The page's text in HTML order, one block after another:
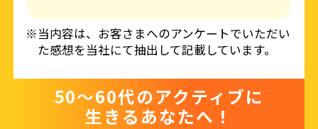
※当内容は、お客さまへのアンケートでいただい
た感想を当社にて抽出して記載しています。
50〜60代のアクティブに
生きるあなたへ！